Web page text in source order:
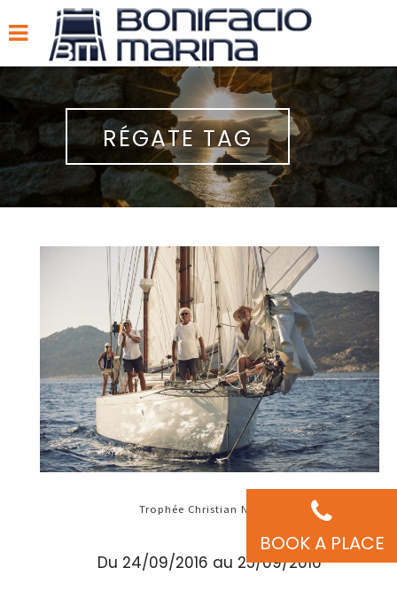
BOOK A PLACE
RÉGATE TAG
Trophée Christian Nicolai
Du 24/09/2016 au 25/09/2016